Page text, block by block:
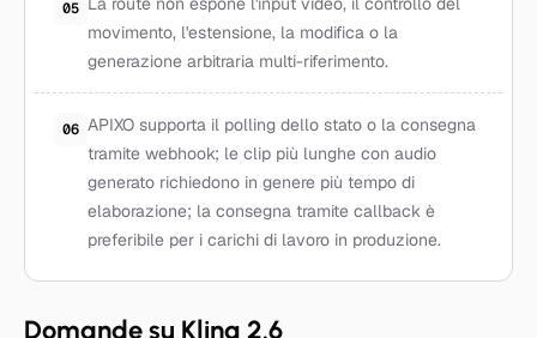
05
movimento, l'estensione, la modifica o la
generazione arbitraria multi-riferimento.
06 APIXO supporta il polling dello stato o la consegna
tramite webhook; le clip più lunghe con audio
generato richiedono in genere più tempo di
elaborazione; la consegna tramite callback è
preferibile per i carichi di lavoro in produzione.
Domande su Kling 2.6